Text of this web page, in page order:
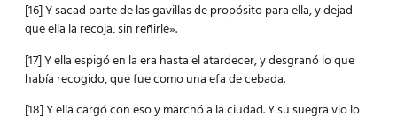
[16] Y sacad parte de las gavillas de propósito para ella, y dejad
que ella la recoja, sin reñirle».
[17] Y ella espigó en la era hasta el atardecer, y desgranó lo que
había recogido, que fue como una efa de cebada.
[18] Y ella cargó con eso y marchó a la ciudad. Y su suegra vio lo